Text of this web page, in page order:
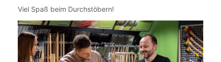
Viel Spaß beim Durchstöbern!